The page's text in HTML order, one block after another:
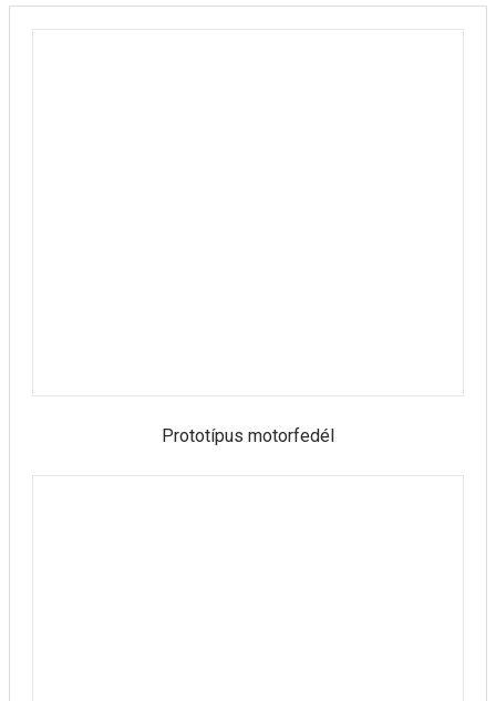
Prototípus motorfedél